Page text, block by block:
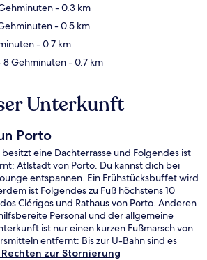
- 0.3 km
- 0.5 km
- 0.7 km
8 Gehminuten- 0.7 km
Unterkunft
Porto
eine Dachterrasse und Folgendes ist
Atlstadt von Porto. Du kannst dich bei
entspannen. Ein Frühstücksbuffet wird
ist Folgendes zu Fuß höchstens 10
Clérigos und Rathaus von Porto. Anderen
Personal und der allgemeine
ist nur einen kurzen Fußmarsch von
entfernt: Bis zur U-Bahn sind es
Gomes Fernandes) bzw. 3 Minuten
zur Stornierung